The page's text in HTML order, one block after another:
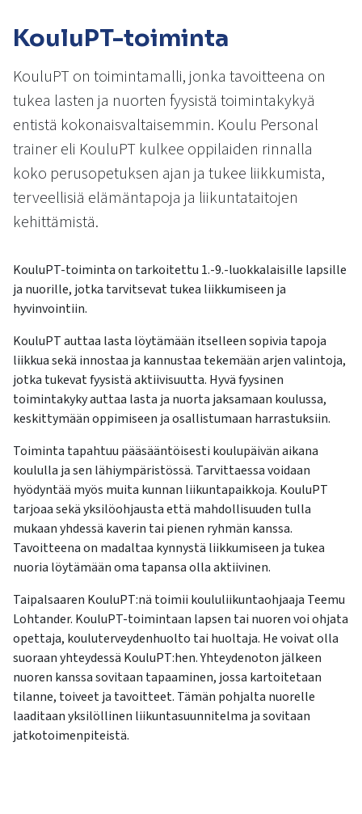
ja
pyyhkäisyliikkeitä.
KouluPT-toiminta
KouluPT on toimintamalli, jonka tavoitteena on
tukea lasten ja nuorten fyysistä toimintakykyä
entistä kokonaisvaltaisemmin. Koulu Personal
trainer eli KouluPT kulkee oppilaiden rinnalla
koko perusopetuksen ajan ja tukee liikkumista,
terveellisiä elämäntapoja ja liikuntataitojen
kehittämistä.
KouluPT-toiminta on tarkoitettu 1.-9.-luokkalaisille lapsille
ja nuorille, jotka tarvitsevat tukea liikkumiseen ja
hyvinvointiin.
KouluPT auttaa lasta löytämään itselleen sopivia tapoja
liikkua sekä innostaa ja kannustaa tekemään arjen valintoja,
jotka tukevat fyysistä aktiivisuutta. Hyvä fyysinen
toimintakyky auttaa lasta ja nuorta jaksamaan koulussa,
keskittymään oppimiseen ja osallistumaan harrastuksiin.
Toiminta tapahtuu pääsääntöisesti koulupäivän aikana
koululla ja sen lähiympäristössä. Tarvittaessa voidaan
hyödyntää myös muita kunnan liikuntapaikkoja. KouluPT
tarjoaa sekä yksilöohjausta että mahdollisuuden tulla
mukaan yhdessä kaverin tai pienen ryhmän kanssa.
Tavoitteena on madaltaa kynnystä liikkumiseen ja tukea
nuoria löytämään oma tapansa olla aktiivinen.
Taipalsaaren KouluPT:nä toimii koululiikuntaohjaaja Teemu
Lohtander. KouluPT-toimintaan lapsen tai nuoren voi ohjata
opettaja, kouluterveydenhuolto tai huoltaja. He voivat olla
suoraan yhteydessä KouluPT:hen. Yhteydenoton jälkeen
nuoren kanssa sovitaan tapaaminen, jossa kartoitetaan
tilanne, toiveet ja tavoitteet. Tämän pohjalta nuorelle
laaditaan yksilöllinen liikuntasuunnitelma ja sovitaan
jatkotoimenpiteistä.